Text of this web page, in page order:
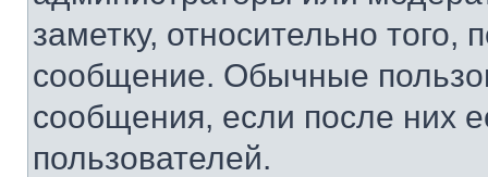
заметку, относительно
сообщение. Обычные
сообщения, если после них
пользователей.